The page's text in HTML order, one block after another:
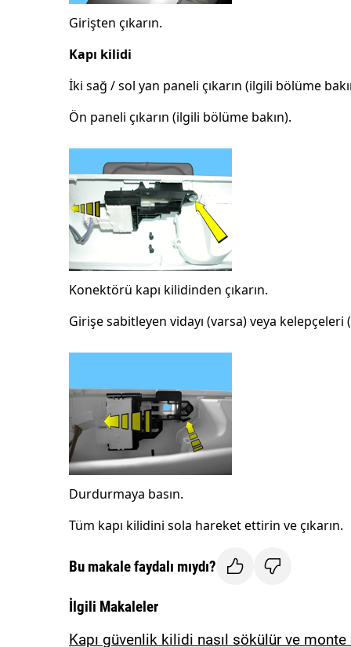
Girişten çıkarın.
Kapı kilidi
İki sağ / sol yan paneli çıkarın (ilgili bölüme
Ön paneli çıkarın (ilgili bölüme bakın).
Konektörü kapı kilidinden çıkarın.
Girişe sabitleyen vidayı (varsa) veya
Durdurmaya basın.
Tüm kapı kilidini sola hareket ettirin ve çıkarın.
Bu makale faydalı mıydı?
İlgili Makaleler
Kapı güvenlik kilidi nasıl sökülür ve